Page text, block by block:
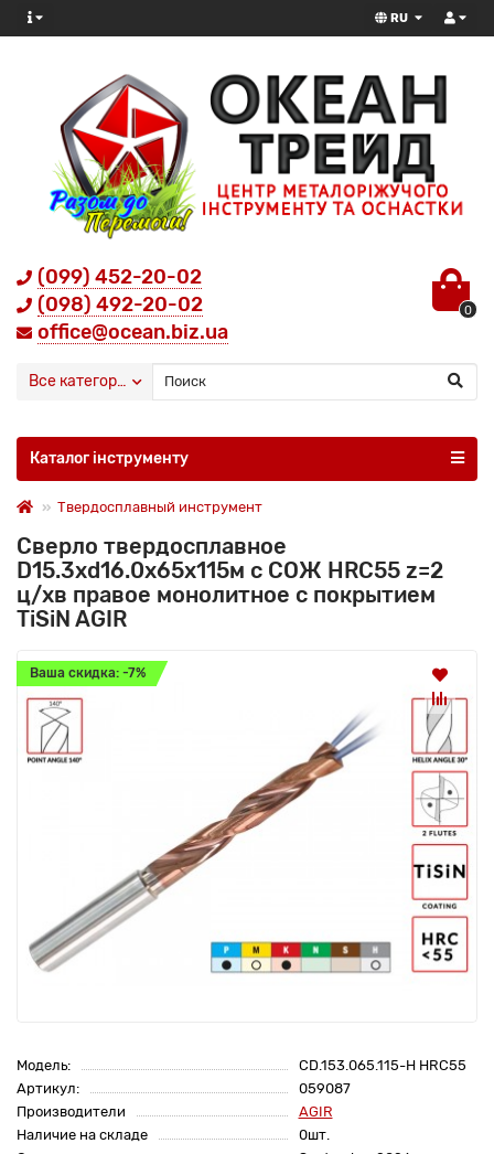
RU
(099) 452-20-02
(098) 492-20-02
office@ocean.biz.ua
0
Все категории
Каталог інструменту
Твердосплавный инструмент
Сверло твердосплавное
D15.3xd16.0х65х115м с СОЖ HRC55 z=2
ц/хв правое монолитное с покрытием
TiSiN AGIR
Ваша скидка: -7%
Модель:
CD.153.065.115-H HRC55
Артикул:
059087
Производители
AGIR
Наличие на складе
0шт.